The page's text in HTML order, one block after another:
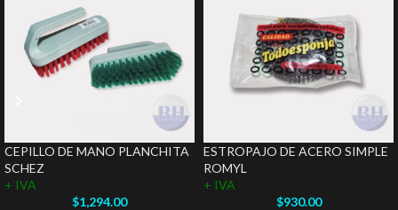
CEPILLO DE MANO PLANCHITA
SCHEZ
+ IVA
$1,294.00
ESTROPAJO DE ACERO SIMPLE
ROMYL
+ IVA
$930.00